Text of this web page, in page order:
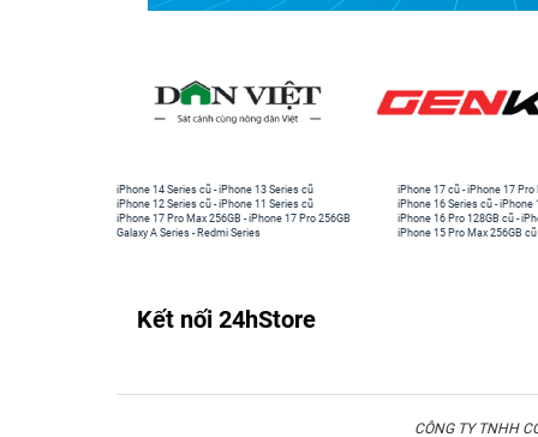
iPhone 14 Series cũ -iPhone 13 Series cũ
iPhone 12 Series cũ -iPhone 11 Series cũ
iPhone 17 Pro Max 256GB -iPhone 17 Pro 256GB
Galaxy A Series - Redmi Series
iPhone 17 cũ -iPhone 17 Pro
iPhone 16 Series cũ - iPhone
iPhone 16 Pro 128GB cũ -
iPhone 15 Pro Max 256GB cũ
Kết nối 24hStore
CÔNG TY TNHH